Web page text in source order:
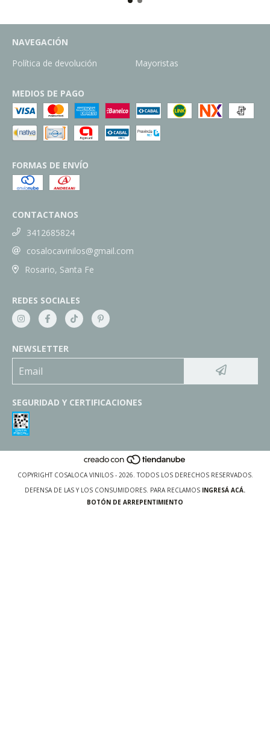
NAVEGACIÓN
Política de devolución
Mayoristas
MEDIOS DE PAGO
FORMAS DE ENVÍO
CONTACTANOS
3412685824
cosalocavinilos@gmail.com
Rosario, Santa Fe
REDES SOCIALES
NEWSLETTER
SEGURIDAD Y CERTIFICACIONES
COPYRIGHT COSALOCA VINILOS - 2026. TODOS LOS DERECHOS RESERVADOS.
DEFENSA DE LAS Y LOS CONSUMIDORES. PARA RECLAMOS INGRESÁ ACÁ.
BOTÓN DE ARREPENTIMIENTO